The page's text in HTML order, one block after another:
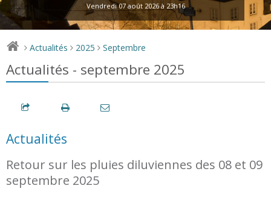
Vendredi 07 août 2026 à 23h16
> Actualités > 2025 > Septembre
Actualités - septembre 2025
Actualités
Retour sur les pluies diluviennes des 08 et 09
septembre 2025